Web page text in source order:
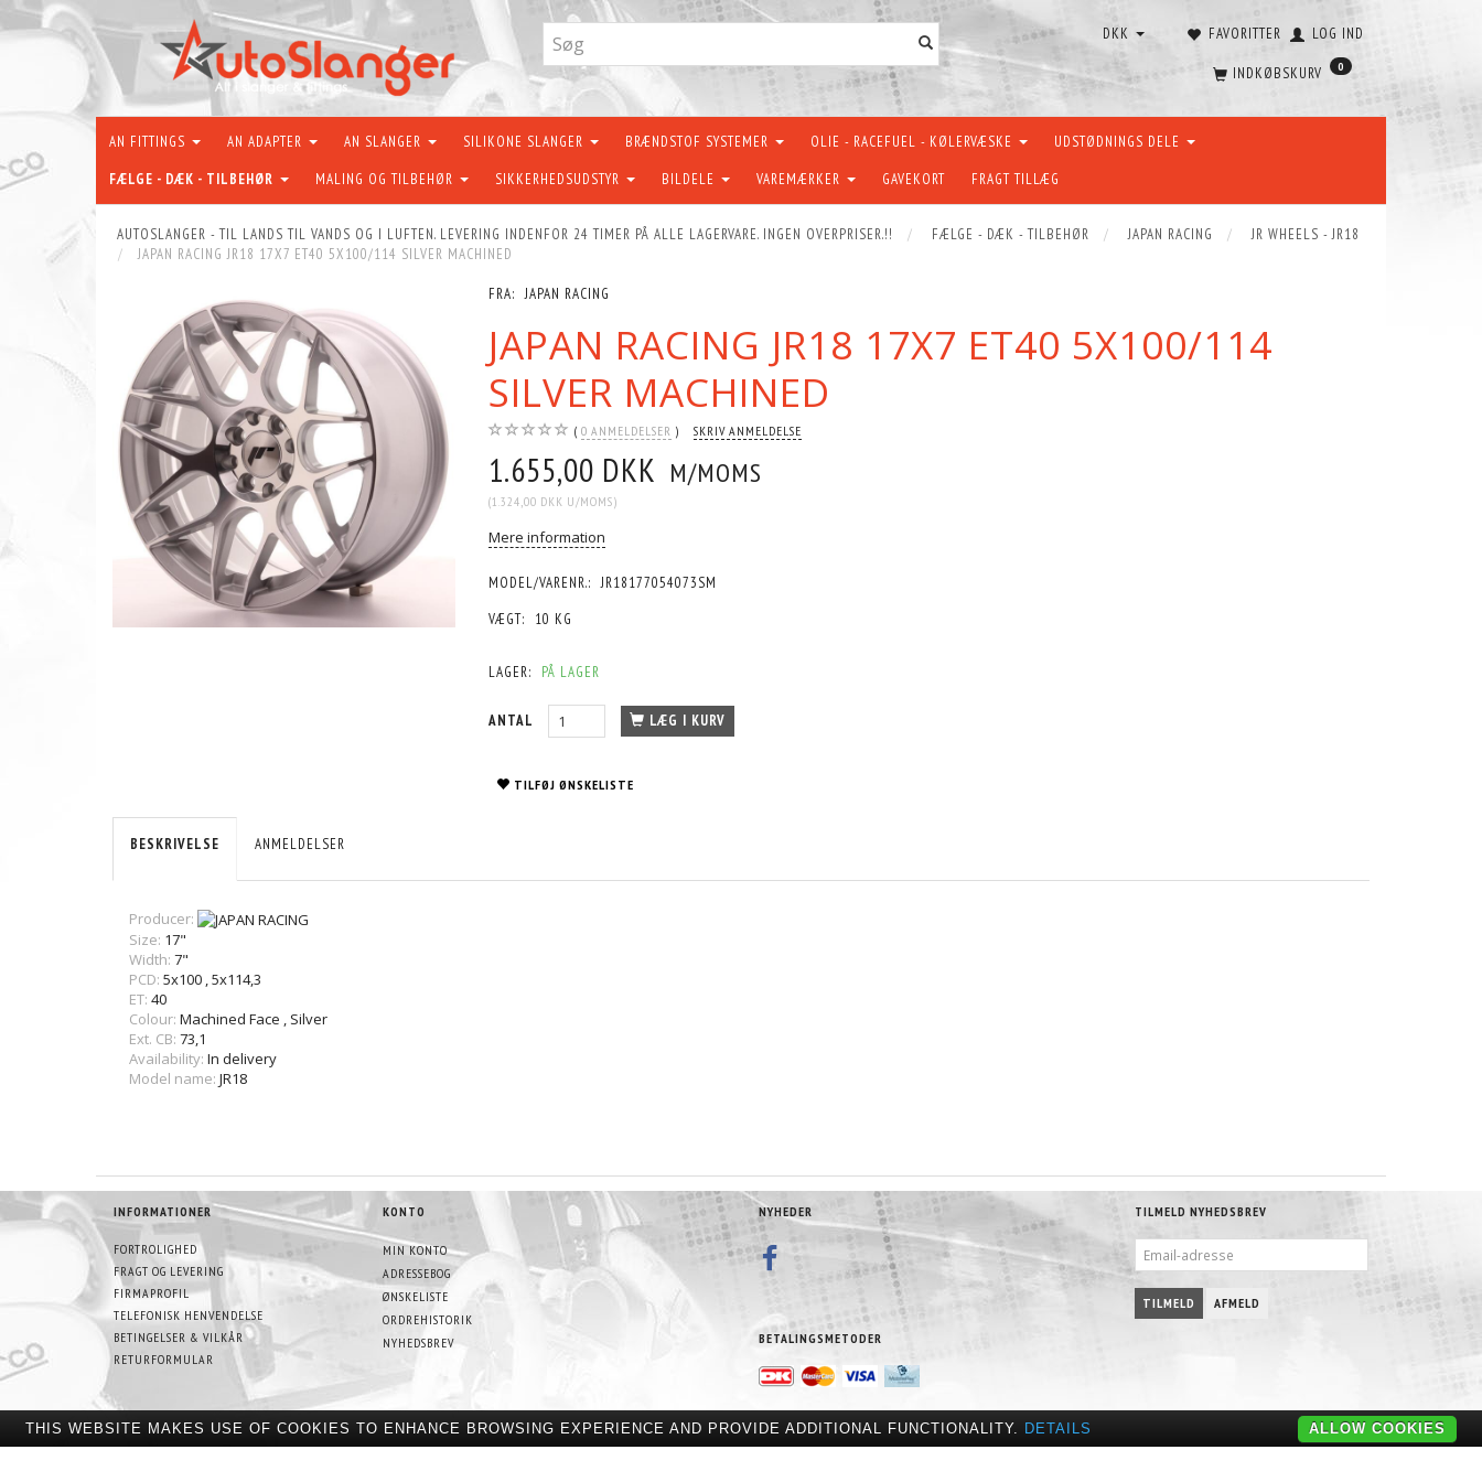
FAVORITTER LOG IND
DKK
INDKØBSKURV 0
AN FITTINGS AN ADAPTER AN SLANGER SILIKONE SLANGER BRÆNDSTOF SYSTEMER OLIE - RACEFUEL - KØLERVÆSKE UDSTØDNINGS DELE
FÆLGE - DÆK - TILBEHØR MALING OG TILBEHØR SIKKERHEDSUDSTYR BILDELE VAREMÆRKER GAVEKORT FRAGT TILLÆG
AUTOSLANGER - TIL LANDS TIL VANDS OG I LUFTEN. LEVERING INDENFOR 24 TIMER PÅ ALLE LAGERVARE. INGEN OVERPRISER.!! FÆLGE - DÆK - TILBEHØR JAPAN RACING
JR WHEELS - JR18
JAPAN RACING JR18 17X7 ET40 5X100/114 SILVER MACHINED
FRA: JAPAN RACING
JAPAN RACING JR18 17X7 ET40 5X100/114
SILVER MACHINED
0 ANMELDELSER SKRIV ANMELDELSE
1.655,00 DKK M/MOMS
(1.324,00 DKK U/MOMS)
Mere information
MODEL/VARENR.:
JR18177054073SM
VÆGT:
10 KG
LAGER: PÅ LAGER
ANTAL LÆG I KURV
TILFØJ ØNSKELISTE
BESKRIVELSE ANMELDELSER
Producer:
Size: 17"
Width: 7"
PCD: 5x100 ,5x114,3
ET: 40
Colour: Machined Face , Silver
Ext. CB: 73,1
Availability: In delivery
Model name: JR18
INFORMATIONER
FORTROLIGHED
FRAGT OG LEVERING
FIRMAPROFIL
TELEFONISK HENVENDELSE
BETINGELSER & VILKÅR
RETURFORMULAR
KONTO
MIN KONTO
ADRESSEBOG
ØNSKELISTE
ORDREHISTORIK
NYHEDSBREV
NYHEDER
BETALINGSMETODER
TILMELD NYHEDSBREV
ADRESSE
TILMELD AFMELD
THIS WEBSITE MAKES USE OF COOKIES TO ENHANCE BROWSING EXPERIENCE AND PROVIDE ADDITIONAL FUNCTIONALITY. DETAILS ALLOW COOKIES